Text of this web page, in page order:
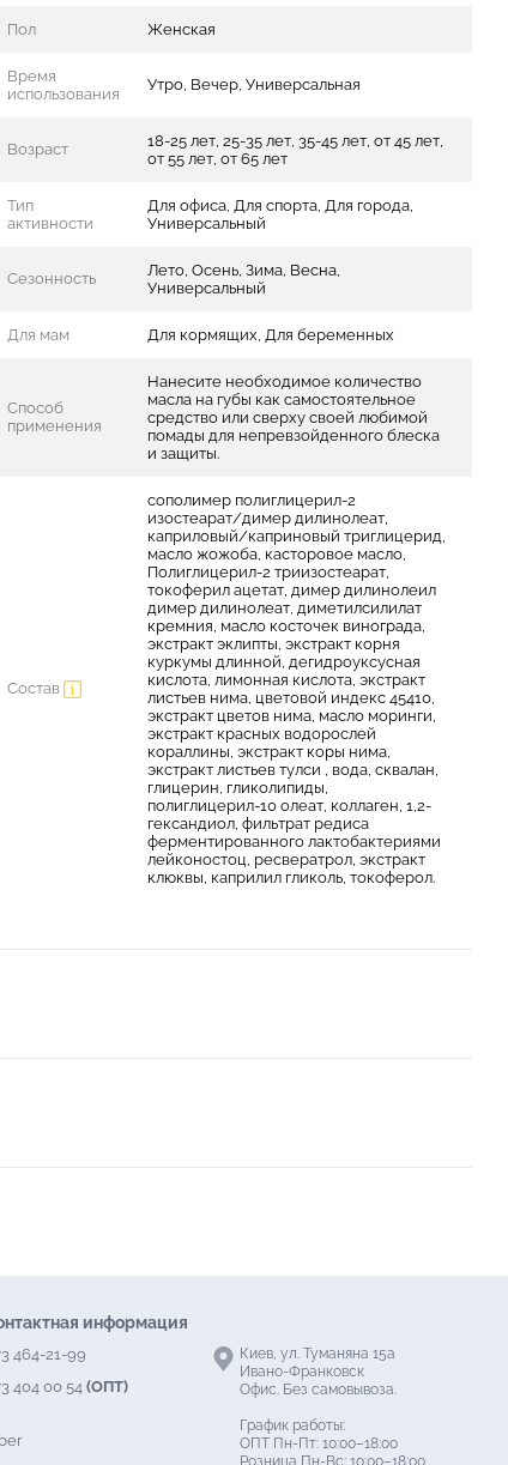
Пол Женская
Время
использования
Утро, Вечер, Универсальная
Возраст
18-25 лет, 25-35 лет, 35-45 лет, от 45 лет,
от 55 лет, от 65 лет
Тип
активности
Для офиса, Для спорта, Для города,
Универсальный
Сезонность
Лето, Осень, Зима, Весна,
Универсальный
Для мам Для кормящих, Для беременных
Способ
применения
Нанесите необходимое количество
масла на губы как самостоятельное
средство или сверху своей любимой
помады для непревзойденного блеска
и защиты.
Состав
сополимер полиглицерил-2
изостеарат/димер дилинолеат,
каприловый/каприновый триглицерид,
масло жожоба, касторовое масло,
Полиглицерил-2 триизостеарат,
токоферил ацетат, димер дилинолеил
димер дилинолеат, диметилсилилат
кремния, масло косточек винограда,
экстракт эклипты, экстракт корня
куркумы длинной, дегидроуксусная
кислота, лимонная кислота, экстракт
листьев нима, цветовой индекс 45410,
экстракт цветов нима, масло моринги,
экстракт красных водорослей
кораллины, экстракт коры нима,
экстракт листьев тулси , вода, сквалан,
глицерин, гликолипиды,
полиглицерил-10 олеат, коллаген, 1,2-
гександиол, фильтрат редиса
ферментированного лактобактериями
лейконостоц, ресвератрол, экстракт
клюквы, каприлил гликоль, токоферол.
информация
464-21-99
404 00 54 (ОПТ)
Киев, ул. Туманяна 15а
Ивано-Франковск
Офис. Без самовывоза.
График работы:
ОПТ Пн-Пт: 10:00–18:00
Розница Пн-Вс: 10:00–18:00